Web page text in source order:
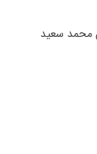
محمد سعید